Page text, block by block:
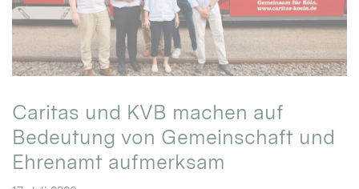
Caritas und KVB machen auf
Bedeutung von Gemeinschaft und
Ehrenamt aufmerksam